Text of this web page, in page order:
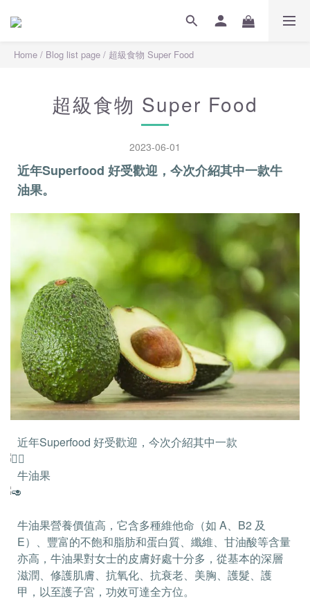
Home / Blog list page / 超級食物 Super Food
超級食物 Super Food
2023-06-01
近年Superfood 好受歡迎，今次介紹其中一款牛
油果。
近年Superfood 好受歡迎，今次介紹其中一款
牛油果
牛油果營養價值高，它含多種維他命（如 A、B2 及
E）、豐富的不飽和脂肪和蛋白質、纖維、甘油酸等含量
亦高，牛油果對女士的皮膚好處十分多，從基本的深層
滋潤、修護肌膚、抗氧化、抗衰老、美胸、護髮、護
甲，以至護子宮，功效可達全方位。